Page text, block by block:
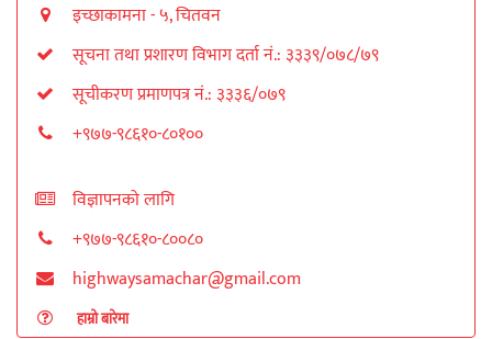
इच्छाकामना - ५, चितवन
सूचना तथा प्रशारण विभाग दर्ता नं.: ३३३९/०७८/७९
सूचीकरण प्रमाणपत्र नं.: ३३३६/०७९
+९७७-९८६१०-८०१००
विज्ञापनको लागि
+९७७-९८६१०-८००८०
highwaysamachar@gmail.com
हाम्रो बारेमा